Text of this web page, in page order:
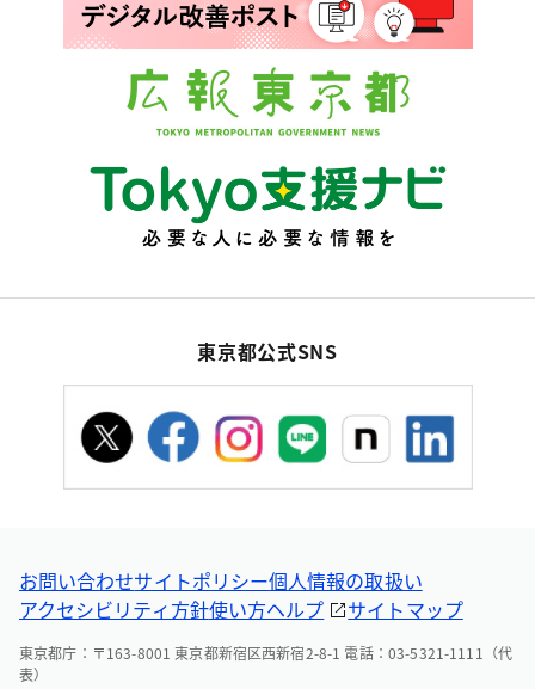
東京都公式SNS
お問い合わせサイトポリシー個人情報の取扱い
アクセシビリティ方針使い方ヘルプ サイトマップ
東京都庁：〒163-8001 東京都新宿区西新宿2-8-1 電話：03-5321-1111（代
表）